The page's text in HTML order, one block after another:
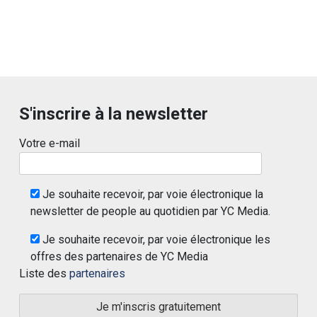
S'inscrire à la newsletter
Votre e-mail
Je souhaite recevoir, par voie électronique la
newsletter de people au quotidien par YC Media.
Je souhaite recevoir, par voie électronique les
offres des partenaires de YC Media
Liste des partenaires